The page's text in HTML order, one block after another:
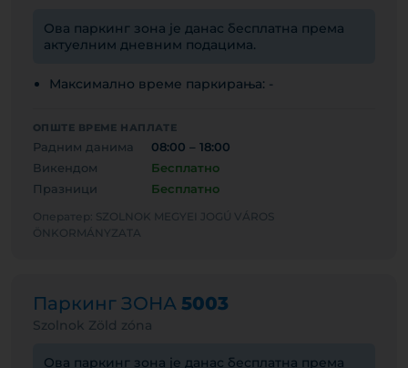
Ова паркинг зона је данас бесплатна према
актуелним дневним подацима.
Максимално време паркирања: -
ОПШТЕ ВРЕМЕ НАПЛАТЕ
Радним данима
08:00 – 18:00
Викендом
Бесплатно
Празници
Бесплатно
Оператер: SZOLNOK MEGYEI JOGÚ VÁROS
ÖNKORMÁNYZATA
Паркинг ЗОНА 5003
Szolnok Zöld zóna
Ова паркинг зона је данас бесплатна према